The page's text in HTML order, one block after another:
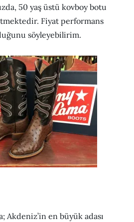
50 yaş üstü kovboy botu
Fiyat performans
söyleyebilirim.
Akdeniz’in en büyük adası